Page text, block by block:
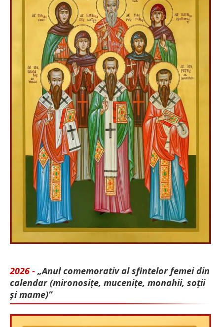
2026 - „Anul comemorativ al sfintelor femei din
calendar (mironosițe, mu­cenițe, monahii, soții
și mame)”